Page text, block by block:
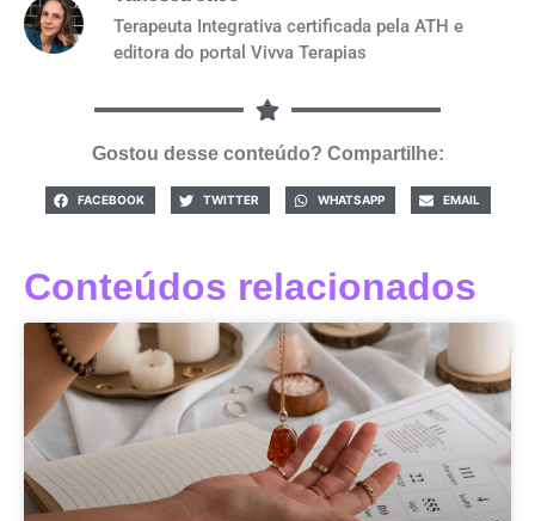
Terapeuta Integrativa certificada pela ATH e
editora do portal Vivva Terapias
Gostou desse conteúdo? Compartilhe:
FACEBOOK TWITTER WHATSAPP EMAIL
Conteúdos relacionados